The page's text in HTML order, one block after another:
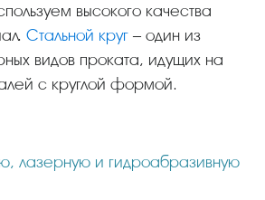
высокого качества
Стальной круг – один из
видов проката, идущих на
с круглой формой.
лазерную и гидроабразивную